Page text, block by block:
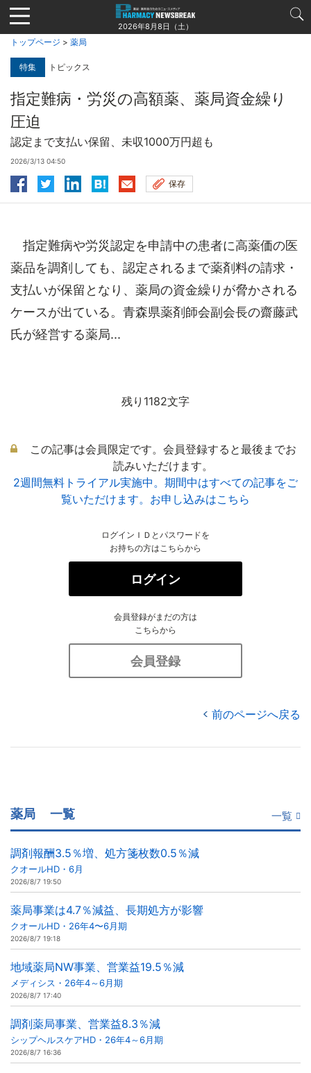
Jump
to
navigation
2026年8月8日（土）
トップページ > 薬局
特集 トピックス
指定難病・労災の高額薬、薬局資金繰り
圧迫
認定まで支払い保留、未収1000万円超も
2026/3/13 04:50
保存
指定難病や労災認定を申請中の患者に高薬価の医
薬品を調剤しても、認定されるまで薬剤料の請求・
支払いが保留となり、薬局の資金繰りが脅かされる
ケースが出ている。青森県薬剤師会副会長の齋藤武
氏が経営する薬局...
残り1182文字
この記事は会員限定です。会員登録すると最後までお
読みいただけます。
2週間無料トライアル実施中。期間中はすべての記事をご
覧いただけます。お申し込みはこちら
ログインＩＤとパスワードを
お持ちの方はこちらから
ログイン
会員登録がまだの方は
こちらから
会員登録
前のページへ戻る
薬局 一覧 一覧
調剤報酬3.5％増、処方箋枚数0.5％減
クオールHD・6月
2026/8/7 19:50
薬局事業は4.7％減益、長期処方が影響
クオールHD・26年4〜6月期
2026/8/7 19:18
地域薬局NW事業、営業益19.5％減
メディシス・26年4～6月期
2026/8/7 17:40
調剤薬局事業、営業益8.3％減
シップヘルスケアHD・26年4～6月期
2026/8/7 16:36